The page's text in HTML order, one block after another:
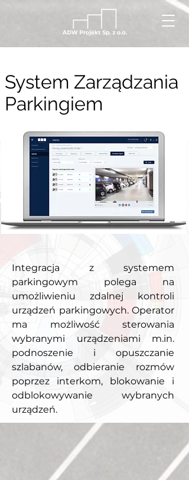
System Zarządzania
Parkingiem
Integracja z systemem
parkingowym polega na
umożliwieniu zdalnej kontroli
urządzeń parkingowych. Operator
ma możliwość sterowania
wybranymi urządzeniami m.in.
podnoszenie i opuszczanie
szlabanów, odbieranie rozmów
poprzez interkom, blokowanie i
odblokowywanie wybranych
urządzeń.